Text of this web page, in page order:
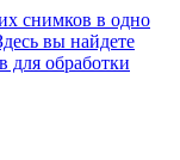
снимков в одно
вы найдете
для обработки